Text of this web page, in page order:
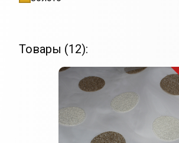
Товары (12):